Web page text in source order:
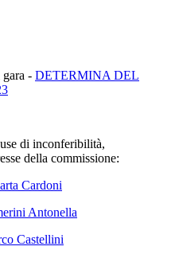
- DETERMINA DEL
di inconferibilità,
della commissione:
Cardoni
Antonella
Castellini